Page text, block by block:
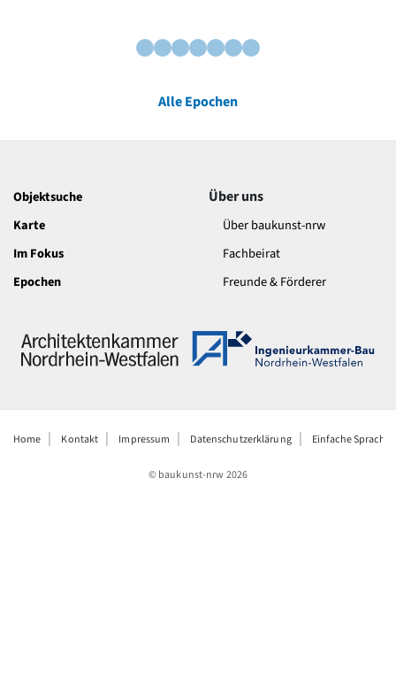
Alle Epochen
Objektsuche
Karte
Im Fokus
Epochen
Über uns
Über baukunst-nrw
Fachbeirat
Freunde & Förderer
Home Kontakt Impressum Datenschutzerklärung Einfache Sprache
© baukunst-nrw2026